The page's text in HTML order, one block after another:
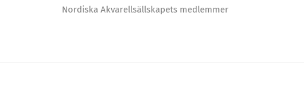
Nordiska Akvarellsällskapets medlemmer